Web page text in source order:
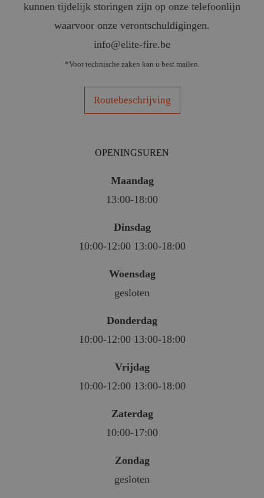
kunnen tijdelijk storingen zijn op onze telefoonlijn
waarvoor onze verontschuldigingen.
info@elite-fire.be
*Voor technische zaken kan u best mailen.
Routebeschrijving
OPENINGSUREN
Maandag
13:00-18:00
Dinsdag
10:00-12:00 13:00-18:00
Woensdag
gesloten
Donderdag
10:00-12:00 13:00-18:00
Vrijdag
10:00-12:00 13:00-18:00
Zaterdag
10:00-17:00
Zondag
gesloten